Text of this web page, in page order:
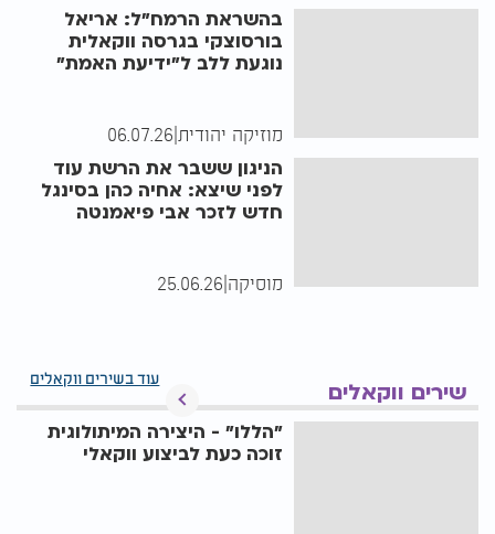
בהשראת הרמח"ל: אריאל
בורסוצקי בגרסה ווקאלית
נוגעת ללב ל"ידיעת האמת"
מוזיקה יהודית 06.07.26
הניגון ששבר את הרשת עוד
לפני שיצא: אחיה כהן בסינגל
חדש לזכר אבי פיאמנטה
מוסיקה 25.06.26
שירים ווקאלים
עוד בשירים ווקאלים
"הללו" - היצירה המיתולוגית
זוכה כעת לביצוע ווקאלי